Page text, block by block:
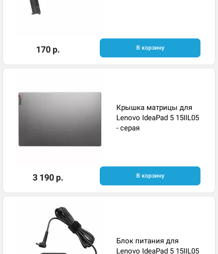
170 р. В корзину
Крышка матрицы для
Lenovo IdeaPad 5 15IIL05
- серая​
3 190 р. В корзину
Блок питания для
Lenovo IdeaPad 5 15IIL05